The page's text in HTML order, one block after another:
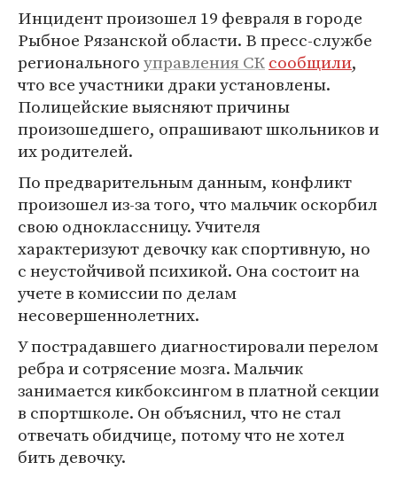
Инцидент произошел 19 февраля в городе
Рыбное Рязанской области. В пресс-службе
региональногоуправления СКсообщили,
что все участники драки установлены.
Полицейские выясняют причины
произошедшего, опрашивают школьников и
их родителей.
По предварительным данным, конфликт
произошел из-за того, что мальчик оскорбил
свою одноклассницу. Учителя
характеризуют девочку как спортивную, но
с неустойчивой психикой. Она состоит на
учете в комиссии по делам
несовершеннолетних.
У пострадавшего диагностировали перелом
ребра и сотрясение мозга. Мальчик
занимается кикбоксингом в платной секции
в спортшколе. Он объяснил, что не стал
отвечать обидчице, потому что не хотел
бить девочку.